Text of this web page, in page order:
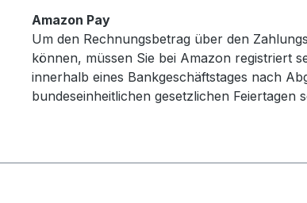
Amazon Pay
Um den Rechnungsbetrag über den
können, müssen Sie bei Amazon registriert
innerhalb eines Bankgeschäftstages nach
bundeseinheitlichen gesetzlichen Feiertagen